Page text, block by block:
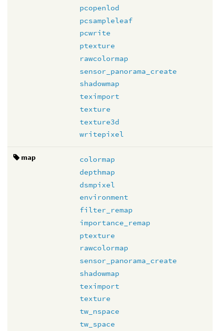
pcopenlod
pcsampleleaf
pcwrite
ptexture
rawcolormap
sensor_panorama_create
shadowmap
teximport
texture
texture3d
writepixel
map
colormap
depthmap
dsmpixel
environment
filter_remap
importance_remap
ptexture
rawcolormap
sensor_panorama_create
shadowmap
teximport
texture
tw_nspace
tw_space